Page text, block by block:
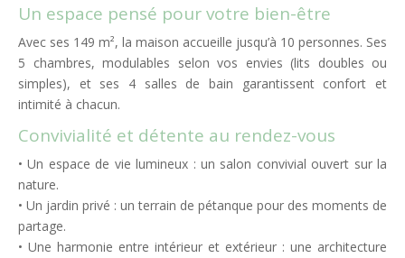
Un espace pensé pour votre bien-être
Avec ses 149 m², la maison accueille jusqu’à 10 personnes. Ses
5 chambres, modulables selon vos envies (lits doubles ou
simples), et ses 4 salles de bain garantissent confort et
intimité à chacun.
Convivialité et détente au rendez-vous
• Un espace de vie lumineux : un salon convivial ouvert sur la
nature.
• Un jardin privé : un terrain de pétanque pour des moments de
partage.
• Une harmonie entre intérieur et extérieur : une architecture